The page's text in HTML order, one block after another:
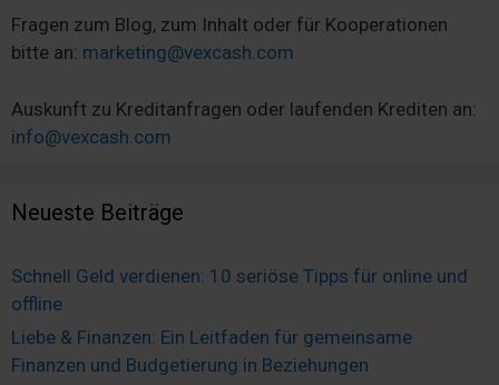
Fragen zum Blog, zum Inhalt oder für Kooperationen
bitte an: marketing@vexcash.com
Auskunft zu Kreditanfragen oder laufenden Krediten an:
info@vexcash.com
Neueste Beiträge
Schnell Geld verdienen: 10 seriöse Tipps für online und
offline
Liebe & Finanzen: Ein Leitfaden für gemeinsame
Finanzen und Budgetierung in Beziehungen